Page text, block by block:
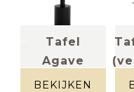
Tafel
Agave
bruingrijs
BEKIJKEN